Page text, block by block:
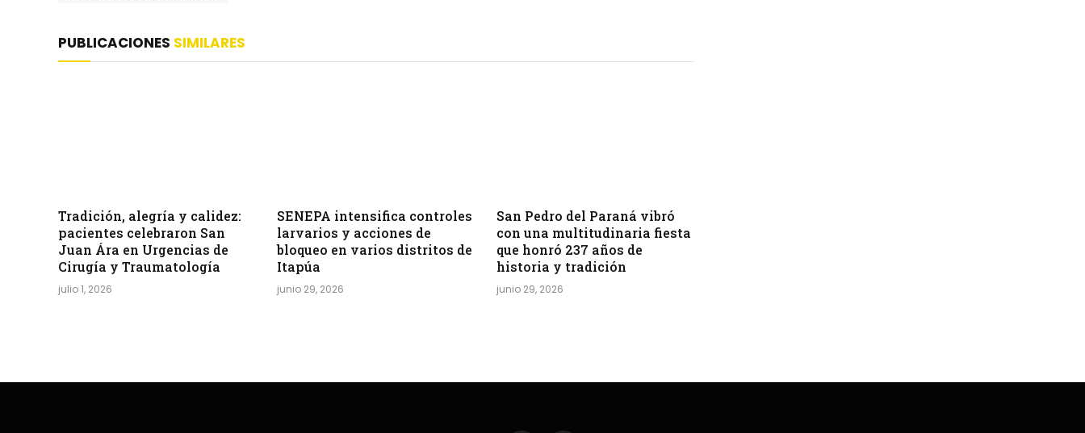
PUBLICACIONES SIMILARES
Tradición, alegría y calidez:
pacientes celebraron San
Juan Ára en Urgencias de
Cirugía y Traumatología
julio 1, 2026
SENEPA intensifica controles
larvarios y acciones de
bloqueo en varios distritos de
Itapúa
junio 29, 2026
San Pedro del Paraná vibró
con una multitudinaria fiesta
que honró 237 años de
historia y tradición
junio 29, 2026